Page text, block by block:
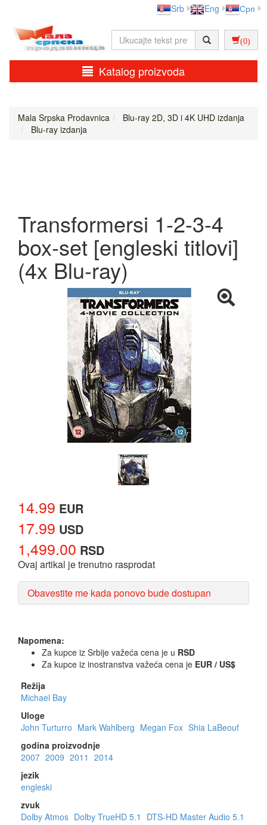
Srb Eng Срп
(0)
Katalog proizvoda
Mala Srpska Prodavnica
Blu-ray 2D, 3D i 4K UHD izdanja
Blu-ray izdanja
Transformersi 1-2-3-4
box-set [engleski titlovi]
(4x Blu-ray)
14.99 EUR
17.99 USD
1,499.00 RSD
Ovaj artikal je trenutno rasprodat
Obavestite me kada ponovo bude dostupan
Napomena:
Za kupce iz Srbije važeća cena je u RSD
Za kupce iz inostranstva važeća cena je EUR / US$
Režija
Michael Bay
Uloge
John Turturro Mark Wahlberg Megan Fox Shia LaBeouf
godina proizvodnje
2007 2009 2011 2014
jezik
engleski
zvuk
Dolby Atmos Dolby TrueHD 5.1
DTS-HD Master Audio 5.1